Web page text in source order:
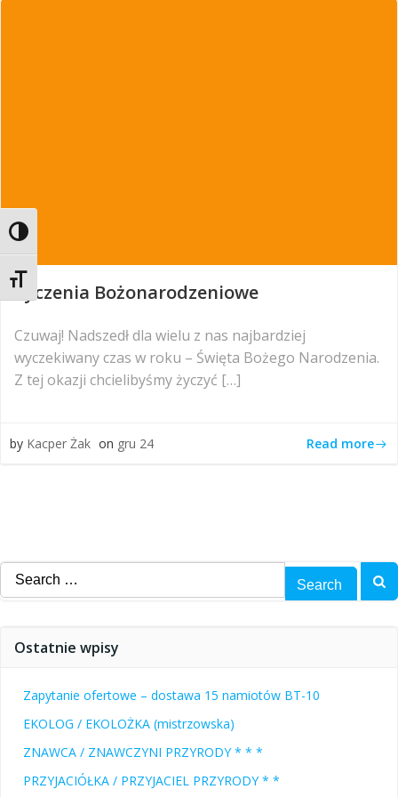
Toggle High Contrast
Toggle Font size
Życzenia Bożonarodzeniowe
Czuwaj! Nadszedł dla wielu z nas najbardziej
wyczekiwany czas w roku – Święta Bożego Narodzenia.
Z tej okazji chcielibyśmy życzyć […]
by Kacper Żak on gru 24 Read more
Search
for:
Ostatnie wpisy
Zapytanie ofertowe – dostawa 15 namiotów BT-10
EKOLOG / EKOLOŻKA (mistrzowska)
ZNAWCA / ZNAWCZYNI PRZYRODY * * *
PRZYJACIÓŁKA / PRZYJACIEL PRZYRODY * *